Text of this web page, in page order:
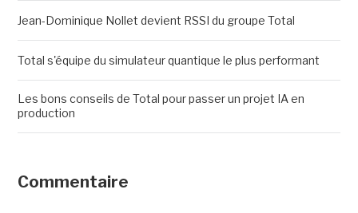
Jean-Dominique Nollet devient RSSI du groupe Total
Total s'équipe du simulateur quantique le plus performant
Les bons conseils de Total pour passer un projet IA en
production
Commentaire